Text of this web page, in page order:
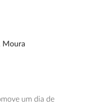
Moura
um dia de